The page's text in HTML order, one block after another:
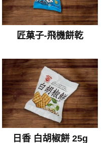
匠菓子-飛機餅乾
日香 白胡椒餅 25g